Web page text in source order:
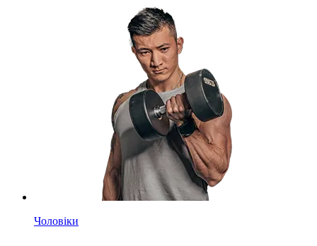
Чоловіки